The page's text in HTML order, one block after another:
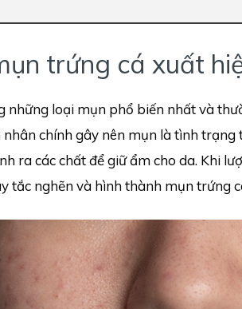
trứng cá xuất
những loại mụn phổ biến nhất và
chính gây nên mụn là tình
ra các chất để giữ ẩm cho da. Khi
tắc nghẽn và hình thành mụn trứng